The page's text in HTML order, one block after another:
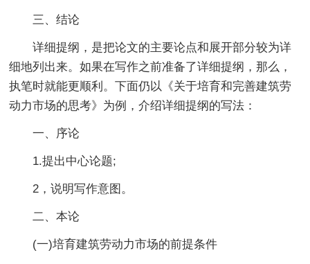
三、结论
详细提纲，是把论文的主要论点和展开部分较为详
细地列出来。如果在写作之前准备了详细提纲，那么，
执笔时就能更顺利。下面仍以《关于培育和完善建筑劳
动力市场的思考》为例，介绍详细提纲的写法：
一、序论
1.提出中心论题;
2，说明写作意图。
二、本论
(一)培育建筑劳动力市场的前提条件